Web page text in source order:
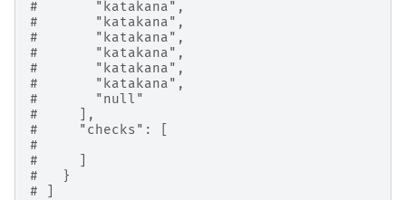
#       "katakana",
#       "katakana",
#       "katakana",
#       "katakana",
#       "katakana",
#       "katakana",
#       "null"
#     ],
#     "checks": [
#
#     ]
#   }
# ]